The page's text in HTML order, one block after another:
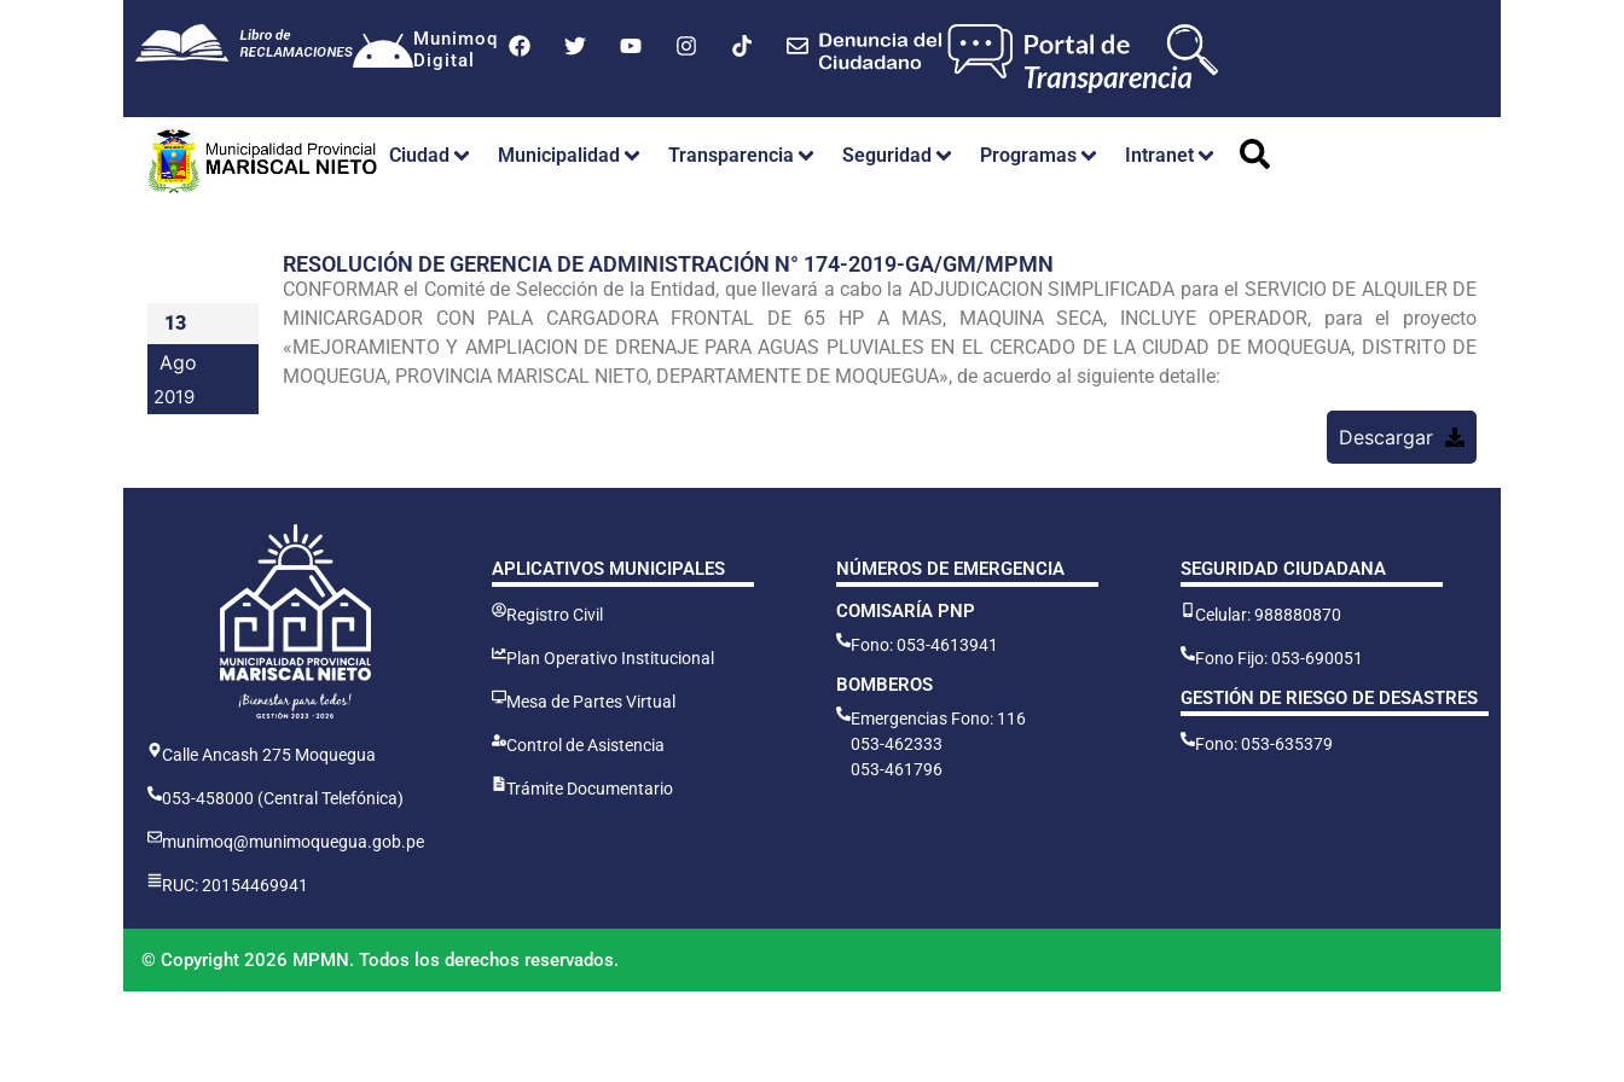
Munimoq
Digital
Ciudad Municipalidad Transparencia Seguridad Programas Intranet
13
Ago
2019
RESOLUCIÓN DE GERENCIA DE ADMINISTRACIÓN N° 174-2019-GA/GM/MPMN
CONFORMAR el Comité de Selección de la Entidad, que llevará a cabo la ADJUDICACION SIMPLIFICADA para el SERVICIO DE ALQUILER DE
MINICARGADOR CON PALA CARGADORA FRONTAL DE 65 HP A MAS, MAQUINA SECA, INCLUYE OPERADOR, para el proyecto
«MEJORAMIENTO Y AMPLIACION DE DRENAJE PARA AGUAS PLUVIALES EN EL CERCADO DE LA CIUDAD DE MOQUEGUA, DISTRITO DE
MOQUEGUA, PROVINCIA MARISCAL NIETO, DEPARTAMENTE DE MOQUEGUA», de acuerdo al siguiente detalle:
Descargar
Calle Ancash 275 Moquegua
053-458000 (Central Telefónica)
munimoq@munimoquegua.gob.pe
RUC: 20154469941
APLICATIVOS MUNICIPALES
Registro Civil
Plan Operativo Institucional
Mesa de Partes Virtual
Control de Asistencia
Trámite Documentario
NÚMEROS DE EMERGENCIA
COMISARÍA PNP
Fono: 053-4613941
BOMBEROS
Emergencias Fono: 116
053-462333
053-461796
SEGURIDAD CIUDADANA
Celular: 988880870
Fono Fijo: 053-690051
GESTIÓN DE RIESGO DE DESASTRES
Fono: 053-635379
© Copyright 2026 MPMN. Todos los derechos reservados.